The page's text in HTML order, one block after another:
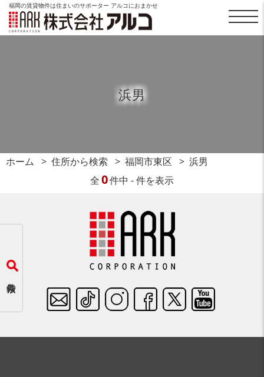
福岡の賃貸物件は住まいのサポーター アルコにおまかせ
浜男
ホーム 住所から検索 福岡市東区
浜男
全0件中 - 件を表示